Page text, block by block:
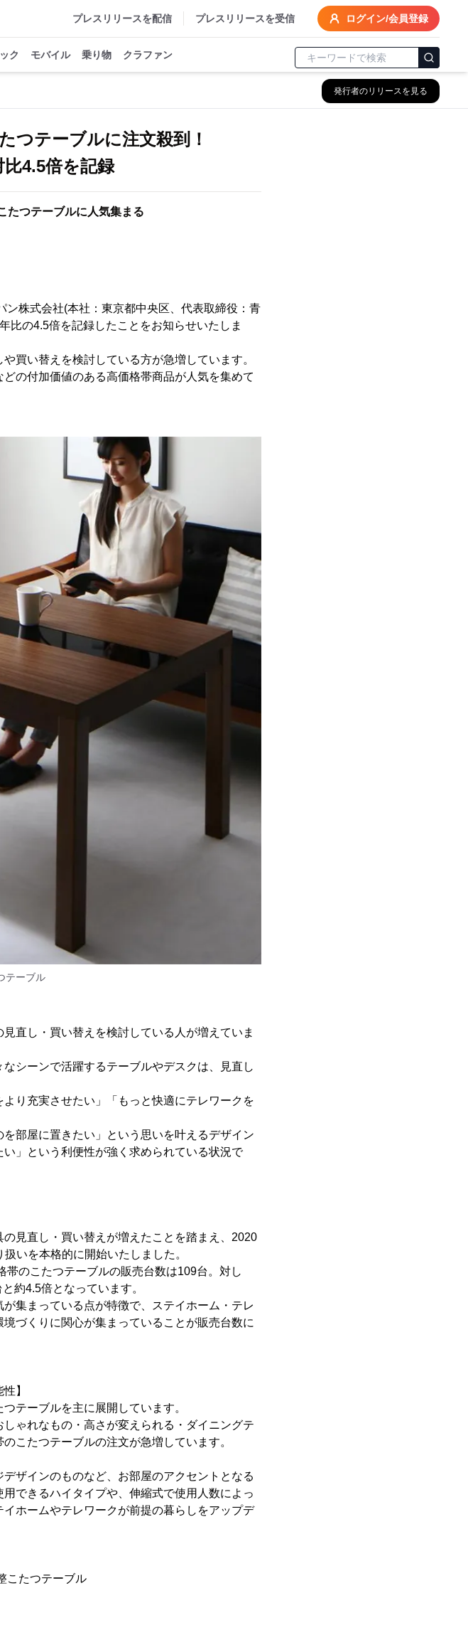
プレスリリースを配信 プレスリリースを受信 ログイン/会員登録
ク モバイル 乗り物 クラファン
発行者のリリースを見る
つテーブルに注文殺到！
4.5倍を記録
たつテーブルに人気集まる
株式会社(本社：東京都中央区、代表取締役：青
比の4.5倍を記録したことをお知らせいたしま
買い替えを検討している方が急増しています。
の付加価値のある高価格帯商品が人気を集めて
テーブル
直し・買い替えを検討している人が増えていま
シーンで活躍するテーブルやデスクは、見直し
り充実させたい」「もっと快適にテレワークを
部屋に置きたい」という思いを叶えるデザイン
」という利便性が強く求められている状況で
見直し・買い替えが増えたことを踏まえ、2020
いを本格的に開始いたしました。
のこたつテーブルの販売台数は109台。対し
約4.5倍となっています。
集まっている点が特徴で、ステイホーム・テレ
づくりに関心が集まっていることが販売台数に
】
テーブルを主に展開しています。
ゃれなもの・高さが変えられる・ダイニングテ
こたつテーブルの注文が急増しています。
ザインのものなど、お部屋のアクセントとなる
できるハイタイプや、伸縮式で使用人数によっ
ホームやテレワークが前提の暮らしをアップデ
こたつテーブル